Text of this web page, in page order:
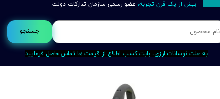
جستجو
بیش از یک قرن تجربه، عضو رسمی سازمان تدارکات دولت
به علت نوسانات ارزی، بابت کسب اطلاع از قیمت ها تماس حاصل فرمایید